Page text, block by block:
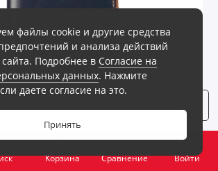
Корзина
0
Сравнение
Войти
Код товара: 1.15268
паспорта Palermo, синяя
файлы cookie и другие средства
и анализа действий
Подробнее в Согласие на
данных. Нажмите
даете согласие на это.
Принять